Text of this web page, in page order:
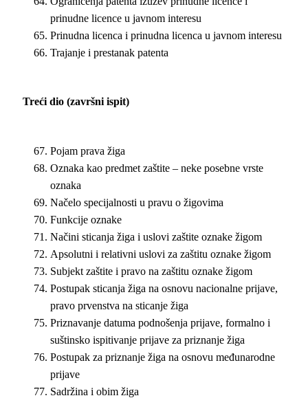
prinudne licence u javnom interesu
Prinudna licenca i prinudna licenca u javnom interesu
Trajanje i prestanak patenta
Treći dio (završni ispit)
Pojam prava žiga
Oznaka kao predmet zaštite – neke posebne vrste
oznaka
Načelo specijalnosti u pravu o žigovima
Funkcije oznake
Načini sticanja žiga i uslovi zaštite oznake žigom
Apsolutni i relativni uslovi za zaštitu oznake žigom
Subjekt zaštite i pravo na zaštitu oznake žigom
Postupak sticanja žiga na osnovu nacionalne prijave,
pravo prvenstva na sticanje žiga
Priznavanje datuma podnošenja prijave, formalno i
suštinsko ispitivanje prijave za priznanje žiga
Postupak za priznanje žiga na osnovu međunarodne
prijave
Sadržina i obim žiga